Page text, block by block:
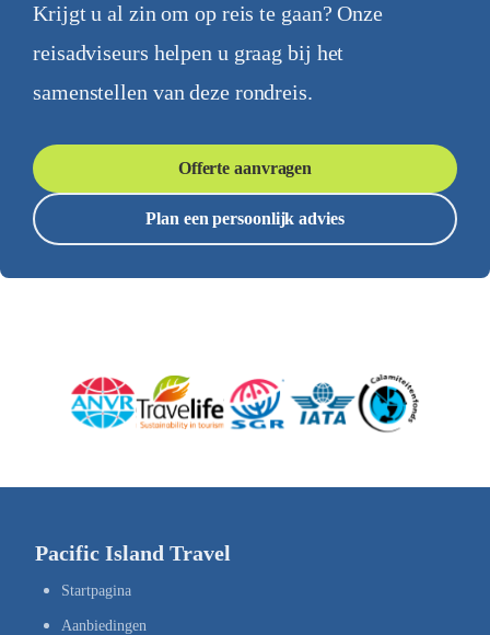
Krijgt u al zin om op reis te gaan? Onze
reisadviseurs helpen u graag bij het
samenstellen van deze rondreis.
Offerte aanvragen
Plan een persoonlijk advies
Pacific Island Travel
Startpagina
Aanbiedingen